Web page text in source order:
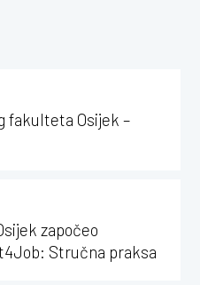
fakulteta Osijek –
započeo
Stručna praksa